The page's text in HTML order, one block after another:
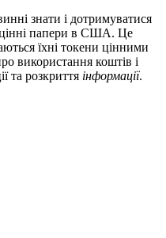
знати і дотримуватися
цінні папери в США. Це
їхні токени цінними
використання коштів і
та розкриття інформації.